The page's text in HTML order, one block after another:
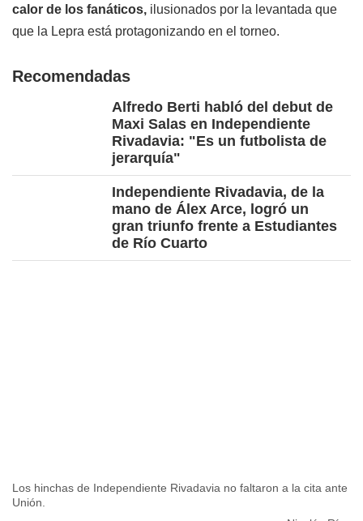
calor de los fanáticos, ilusionados por la levantada que
que la Lepra está protagonizando en el torneo.
Recomendadas
Alfredo Berti habló del debut de
Maxi Salas en Independiente
Rivadavia: "Es un futbolista de
jerarquía"
Independiente Rivadavia, de la
mano de Álex Arce, logró un
gran triunfo frente a Estudiantes
de Río Cuarto
Los hinchas de Independiente Rivadavia no faltaron a la cita ante
Unión.